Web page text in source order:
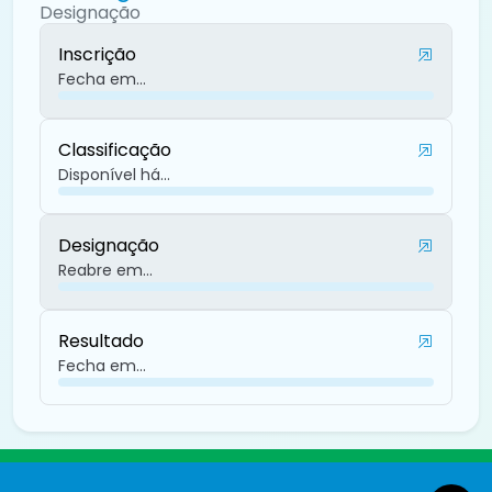
Designação
Inscrição
Fecha em...
Classificação
Disponível há...
Designação
Reabre em...
Resultado
Fecha em...